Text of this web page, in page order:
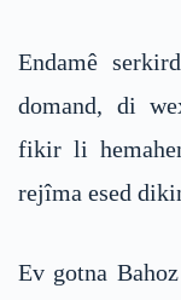
Endamê
domand, di
fikir li
rejîma esed
Ev gotna